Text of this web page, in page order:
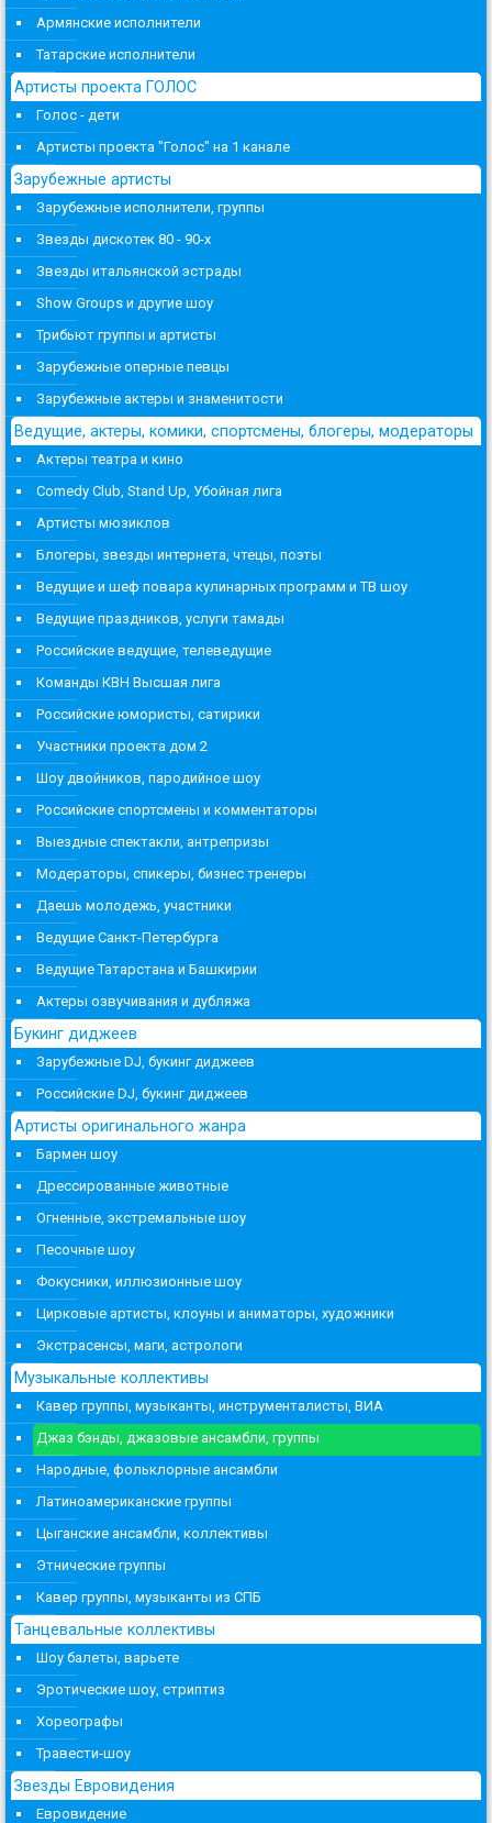
Армянские исполнители
Татарские исполнители
Артисты проекта ГОЛОС
Голос - дети
Артисты проекта "Голос" на 1 канале
Зарубежные артисты
Зарубежные исполнители, группы
Звезды дискотек 80 - 90-х
Звезды итальянской эстрады
Show Groups и другие шоу
Трибьют группы и артисты
Зарубежные оперные певцы
Зарубежные актеры и знаменитости
Ведущие, актеры, комики, спортсмены, блогеры, модераторы
Актеры театра и кино
Comedy Club, Stand Up, Убойная лига
Артисты мюзиклов
Блогеры, звезды интернета, чтецы, поэты
Ведущие и шеф повара кулинарных программ и ТВ шоу
Ведущие праздников, услуги тамады
Российские ведущие, телеведущие
Команды КВН Высшая лига
Российские юмористы, сатирики
Участники проекта дом 2
Шоу двойников, пародийное шоу
Российские спортсмены и комментаторы
Выездные спектакли, антрепризы
Модераторы, спикеры, бизнес тренеры
Даешь молодежь, участники
Ведущие Санкт-Петербурга
Ведущие Татарстана и Башкирии
Актеры озвучивания и дубляжа
Букинг диджеев
Зарубежные DJ, букинг диджеев
Российские DJ, букинг диджеев
Артисты оригинального жанра
Бармен шоу
Дрессированные животные
Огненные, экстремальные шоу
Песочные шоу
Фокусники, иллюзионные шоу
Цирковые артисты, клоуны и аниматоры, художники
Экстрасенсы, маги, астрологи
Музыкальные коллективы
Кавер группы, музыканты, инструменталисты, ВИА
Джаз бэнды, джазовые ансамбли, группы
Народные, фольклорные ансамбли
Латиноамериканские группы
Цыганские ансамбли, коллективы
Этнические группы
Кавер группы, музыканты из СПБ
Танцевальные коллективы
Шоу балеты, варьете
Эротические шоу, стриптиз
Хореографы
Травести-шоу
Звезды Евровидения
Евровидение